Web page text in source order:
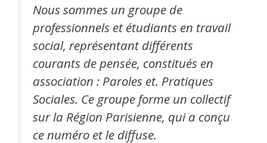
Nous sommes un groupe de
professionnels et étudiants en travail
social, représentant différents
courants de pensée, constitués en
association : Paroles et. Pratiques
Sociales. Ce groupe forme un collectif
sur la Région Parisienne, qui a conçu
ce numéro et le diffuse.